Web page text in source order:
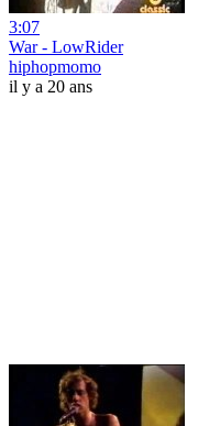
3:07
War - LowRider
hiphopmomo
il y a 20 ans